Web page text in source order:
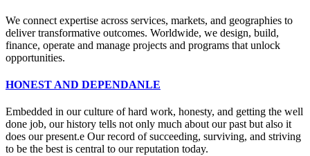
We connect expertise across services, markets, and geographies to
deliver transformative outcomes. Worldwide, we design, build,
finance, operate and manage projects and programs that unlock
opportunities.
HONEST AND DEPENDANLE
Embedded in our culture of hard work, honesty, and getting the well
done job, our history tells not only much about our past but also it
does our present.е Our record of succeeding, surviving, and striving
to be the best is central to our reputation today.